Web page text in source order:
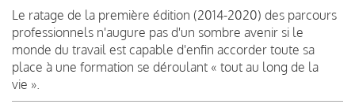
Le ratage de la première édition (2014-2020) des parcours
professionnels n'augure pas d'un sombre avenir si le
monde du travail est capable d'enfin accorder toute sa
place à une formation se déroulant « tout au long de la
vie ».